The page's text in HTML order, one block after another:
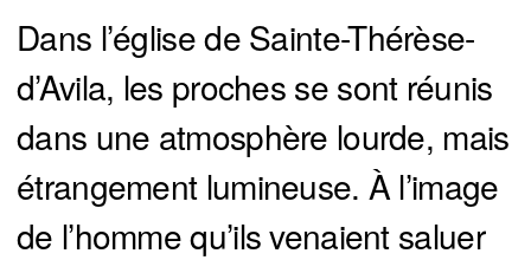
Dans l’église de Sainte-Thérèse-
d’Avila, les proches se sont réunis
dans une atmosphère lourde, mais
étrangement lumineuse. À l’image
de l’homme qu’ils venaient saluer